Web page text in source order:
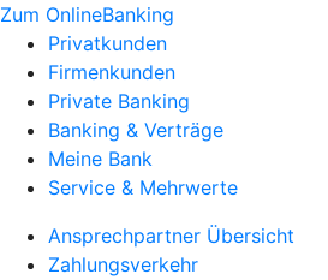
Zum OnlineBanking
Privatkunden
Firmenkunden
Private Banking
Banking & Verträge
Meine Bank
Service & Mehrwerte
Ansprechpartner Übersicht
Zahlungsverkehr